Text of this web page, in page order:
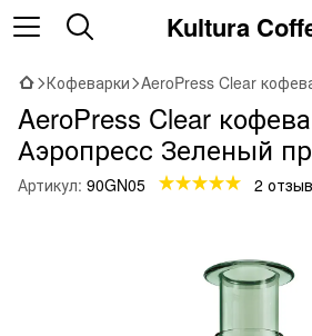
Kultura
Кофеварки AeroPress Clear
AeroPress Clear
Аэропресс Зеленый
Артикул: 90GN05 2